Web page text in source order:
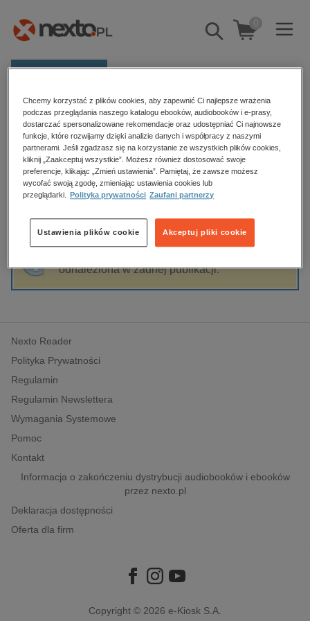
Pokaż/schowaj
wyszukiwarkę
0
Kategorie
Zobacz wszystkie E-prasa
budownictwo, aranżacja wnętrz
biznesowe, branżowe, gospodarka
dzienniki
edukacja
hobby, sport, rozrywka
komputery, internet, technologie, informatyka
polityka, społeczno-informacyjne
psychologiczne
inne
popularno-naukowe
historia
Strona główna Millie Criswell
Millie Criswell
Sortowanie Filtrowanie
odnaleziona w żadnej publikacji.
Nexto Reader
Polityka Prywatności
Regulamin
Regulamin Newslettera
Wymagania Systemowe
Pomoc
Kontakt
Informacja o zakończeniu dystrybucji audiobooków i ebooków
przez nexto.pl
Deklaracja dostępności
Oferta dla firm
Copyright © 2026 e-Kiosk S.A.
Chcemy korzystać z plików cookies, aby zapewnić Ci najlepsze wrażenia
podczas przeglądania naszego katalogu ebooków, audiobooków i e-prasy,
dostarczać spersonalizowane rekomendacje oraz udostępniać Ci najnowsze
funkcje, które rozwijamy dzięki analizie danych i współpracy z naszymi
partnerami. Jeśli zgadzasz się na korzystanie ze wszystkich plików cookies,
kliknij „Zaakceptuj wszystkie”. Możesz również dostosować swoje
preferencje, klikając „Zmień ustawienia”. Pamiętaj, że zawsze możesz
wycofać swoją zgodę, zmieniając ustawienia cookies lub
przeglądarki.
Polityka prywatności Zaufani partnerzy
Akceptuj pliki cookie
Ustawienia plików cookie